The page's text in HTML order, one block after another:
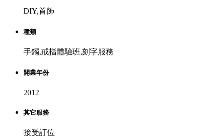
DIY,首飾
種類
手鐲,戒指體驗班,刻字服務
開業年份
2012
其它服務
接受訂位